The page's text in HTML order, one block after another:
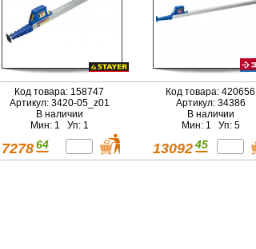
Код товара: 158747
Артикул: 3420-05_z01
В наличии
Мин: 1 Уп: 1
7278 64
Код товара: 420656
Артикул: 34386
В наличии
Мин: 1 Уп: 5
13092 45